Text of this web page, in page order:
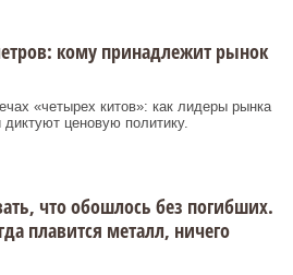
кому принадлежит рынок
«четырех китов»: как лидеры рынка
ценовую политику.
что обошлось без погибших.
плавится металл, ничего